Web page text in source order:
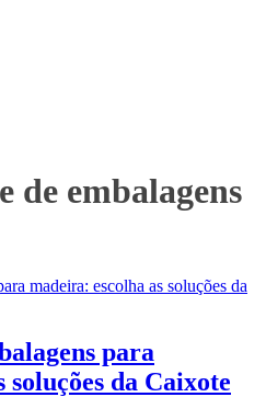
de embalagens
para
da Caixote